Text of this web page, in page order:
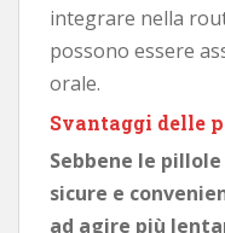
integrare nella
possono essere
orale.
Svantaggi delle
Sebbene le
sicure e
ad agire più